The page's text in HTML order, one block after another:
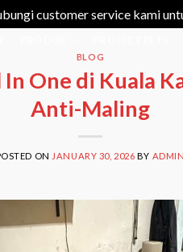
customer service kami
BLOG
One di Kuala
Anti-Maling
ON JANUARY 30, 2026 BY ADMIN